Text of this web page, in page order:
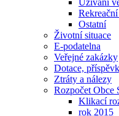
Užívání
Ostatní
Životní situace
E-podatelna
Veřejné zakázky
Dotace,
Ztráty a nálezy
Rozpočet Obce
Klikací
rok 2015